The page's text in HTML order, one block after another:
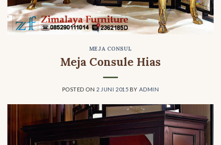
MEJA CONSUL
Meja Consule Hias
POSTED ON 2 JUNI 2015 BY ADMIN